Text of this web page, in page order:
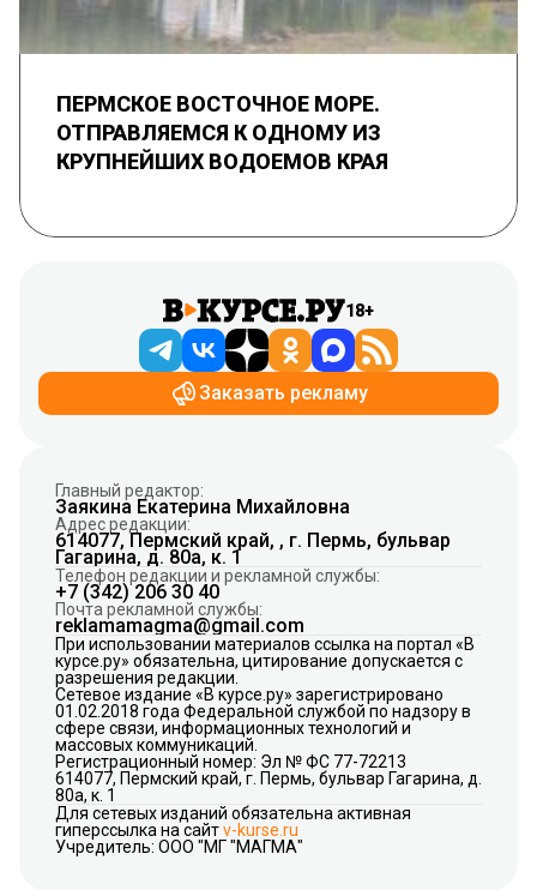
ПЕРМСКОЕ ВОСТОЧНОЕ МОРЕ.
ОТПРАВЛЯЕМСЯ К ОДНОМУ ИЗ
КРУПНЕЙШИХ ВОДОЕМОВ КРАЯ
18+
Заказать рекламу
Главный редактор:
Заякина Екатерина Михайловна
Адрес редакции:
614077, Пермский край, , г. Пермь, бульвар
Гагарина, д. 80а, к. 1
Телефон редакции и рекламной службы:
+7 (342) 206 30 40
Почта рекламной службы:
reklamamagma@gmail.com
При использовании материалов ссылка на портал «В
курсе.ру» обязательна, цитирование допускается с
разрешения редакции.
Сетевое издание «В курсе.ру» зарегистрировано
01.02.2018 года Федеральной службой по надзору в
сфере связи, информационных технологий и
массовых коммуникаций.
Регистрационный номер: Эл № ФС 77-72213
614077, Пермский край, г. Пермь, бульвар Гагарина, д.
80а, к. 1
Для сетевых изданий обязательна активная
гиперссылка на сайтv-kurse.ru
Учредитель: ООО "МГ "МАГМА"